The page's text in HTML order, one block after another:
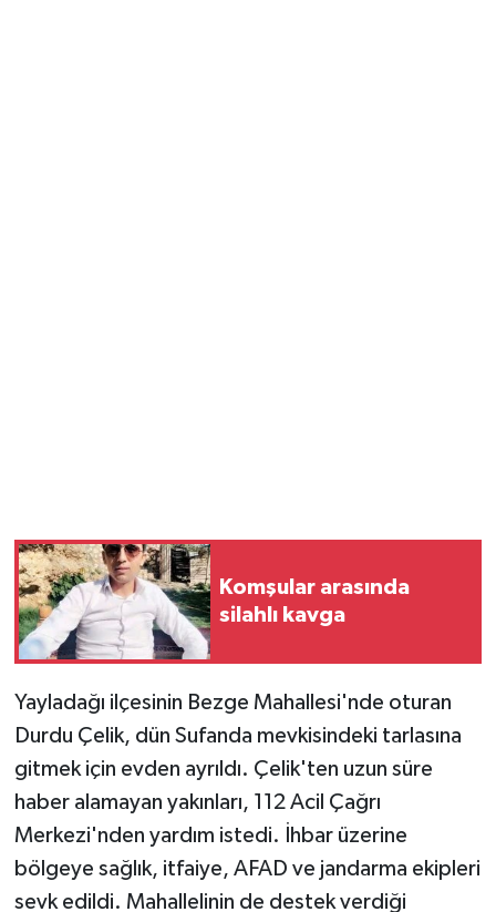
Komşular arasında
silahlı kavga
Yayladağı ilçesinin Bezge Mahallesi'nde oturan
Durdu Çelik, dün Sufanda mevkisindeki tarlasına
gitmek için evden ayrıldı. Çelik'ten uzun süre
haber alamayan yakınları, 112 Acil Çağrı
Merkezi'nden yardım istedi. İhbar üzerine
bölgeye sağlık, itfaiye, AFAD ve jandarma ekipleri
sevk edildi. Mahallelinin de destek verdiği